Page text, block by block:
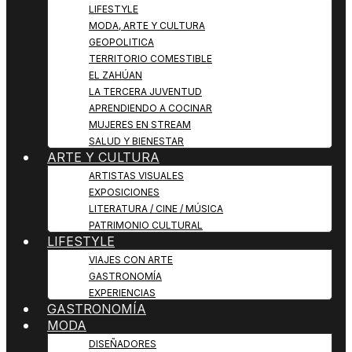
LIFESTYLE
MODA, ARTE Y CULTURA
GEOPOLITICA
TERRITORIO COMESTIBLE
EL ZAHÚAN
LA TERCERA JUVENTUD
APRENDIENDO A COCINAR
MUJERES EN STREAM
SALUD Y BIENESTAR
ARTE Y CULTURA
ARTISTAS VISUALES
EXPOSICIONES
LITERATURA / CINE / MÚSICA
PATRIMONIO CULTURAL
LIFESTYLE
VIAJES CON ARTE
GASTRONOMÍA
EXPERIENCIAS
GASTRONOMÍA
MODA
DISEÑADORES